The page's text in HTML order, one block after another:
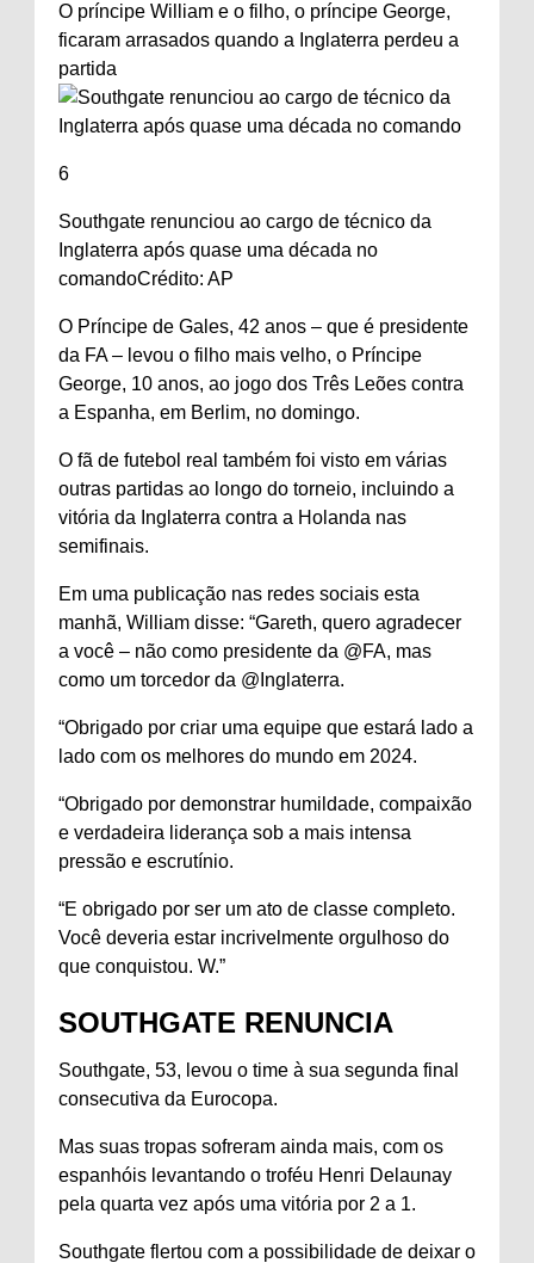
O príncipe William e o filho, o príncipe George,
ficaram arrasados ​​quando a Inglaterra perdeu a
partida
6
Southgate renunciou ao cargo de técnico da
Inglaterra após quase uma década no
comandoCrédito: AP
O Príncipe de Gales, 42 anos – que é presidente
da FA – levou o filho mais velho, o Príncipe
George, 10 anos, ao jogo dos Três Leões contra
a Espanha, em Berlim, no domingo.
O fã de futebol real também foi visto em várias
outras partidas ao longo do torneio, incluindo a
vitória da Inglaterra contra a Holanda nas
semifinais.
Em uma publicação nas redes sociais esta
manhã, William disse: “Gareth, quero agradecer
a você – não como presidente da @FA, mas
como um torcedor da @Inglaterra.
“Obrigado por criar uma equipe que estará lado a
lado com os melhores do mundo em 2024.
“Obrigado por demonstrar humildade, compaixão
e verdadeira liderança sob a mais intensa
pressão e escrutínio.
“E obrigado por ser um ato de classe completo.
Você deveria estar incrivelmente orgulhoso do
que conquistou. W.”
SOUTHGATE RENUNCIA
Southgate, 53, levou o time à sua segunda final
consecutiva da Eurocopa.
Mas suas tropas sofreram ainda mais, com os
espanhóis levantando o troféu Henri Delaunay
pela quarta vez após uma vitória por 2 a 1.
Southgate flertou com a possibilidade de deixar o